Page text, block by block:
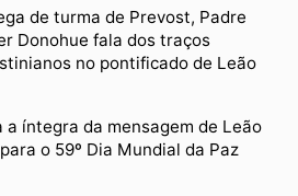
de turma de Prevost, Padre
Donohue fala dos traços
no pontificado de Leão
a íntegra da mensagem de Leão
o 59º Dia Mundial da Paz